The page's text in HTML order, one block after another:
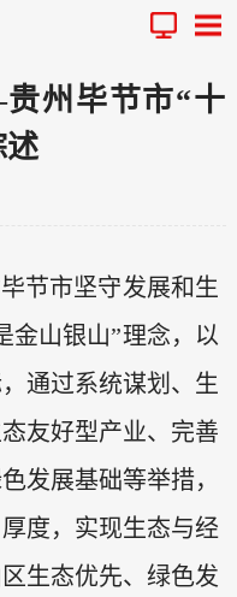
州毕节市“十
述
节市坚守发展和生
金山银山”理念，以
通过系统谋划、生
友好型产业、完善
发展基础等举措，
度，实现生态与经
生态优先、绿色发